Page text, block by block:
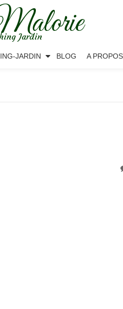
Jardin
JARDIN BLOG A PROPOS